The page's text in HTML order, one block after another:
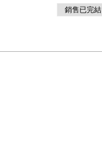
銷售已完結